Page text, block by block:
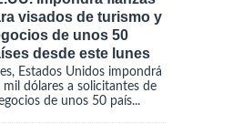
visados de turismo y
de unos 50
desde este lunes
Estados Unidos impondrá
dólares a solicitantes de
de unos 50 país...